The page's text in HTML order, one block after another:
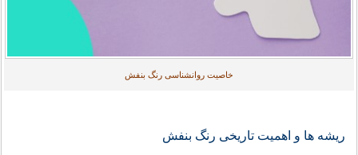
خاصیت روانشناسی رنگ بنفش
ریشه ها و اهمیت تاریخی رنگ بنفش